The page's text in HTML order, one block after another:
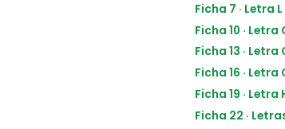
Ficha 7 · Letra L
Ficha 10 · Letra
Ficha 13 · Letra
Ficha 16 · Letra
Ficha 19 · Letra
Ficha 22 ·